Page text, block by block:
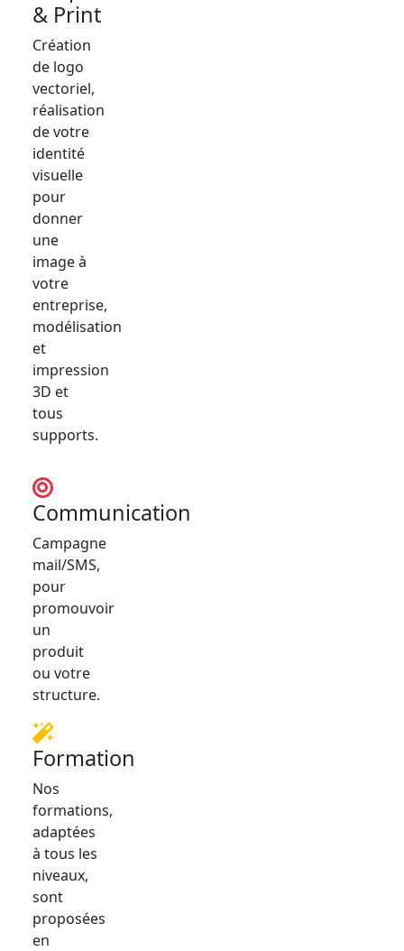
& Print
Création
de logo
vectoriel,
réalisation
de votre
identité
visuelle
pour
donner
une
image à
votre
entreprise,
modélisation
et
impression
3D et
tous
supports.
Communication
Campagne
mail/SMS,
pour
promouvoir
un
produit
ou votre
structure.
Formation
Nos
formations,
adaptées
à tous les
niveaux,
sont
proposées
en